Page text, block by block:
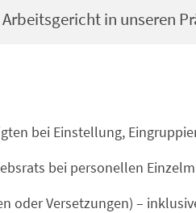
in unseren
bei Einstellung,
bei personellen
oder Versetzungen) –